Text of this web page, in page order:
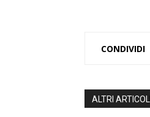
CONDIVIDI
ALTRI ARTICOLI